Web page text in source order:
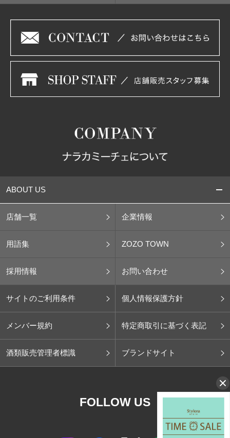
ABOUT US
店舗一覧 企業情報
用語集 ZOZO TOWN
採用情報 お問い合わせ
サイトのご利用条件 個人情報保護方針
メンバー規約 特定商取引に基づく表記
酒類販売管理者標識 ブランドサイト
FOLLOW US